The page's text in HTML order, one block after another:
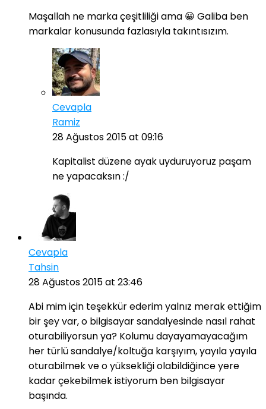
Maşallah ne marka çeşitliliği ama 😀 Galiba ben
markalar konusunda fazlasıyla takıntısızım.
Cevapla
Ramiz
28 Ağustos 2015 at 09:16
Kapitalist düzene ayak uyduruyoruz paşam
ne yapacaksın :/
Cevapla
Tahsin
28 Ağustos 2015 at 23:46
Abi mim için teşekkür ederim yalnız merak ettiğim
bir şey var, o bilgisayar sandalyesinde nasıl rahat
oturabiliyorsun ya? Kolumu dayayamayacağım
her türlü sandalye/koltuğa karşıyım, yayıla yayıla
oturabilmek ve o yüksekliği olabildiğince yere
kadar çekebilmek istiyorum ben bilgisayar
başında.